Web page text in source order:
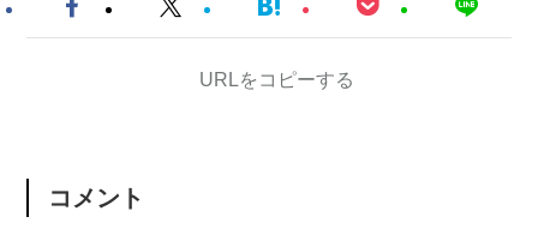
URLをコピーする
コメント